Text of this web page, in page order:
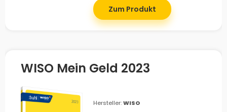
Zum Produkt
WISO Mein Geld 2023
Hersteller:WISO